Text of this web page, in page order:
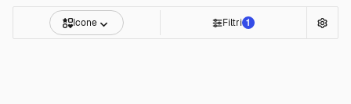
Icone Filtri 1